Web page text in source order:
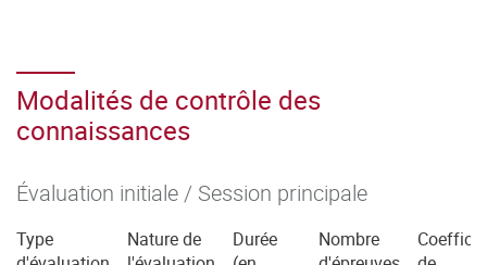
Modalités de contrôle des
connaissances
Évaluation initiale / Session principale
Type
Nature de
Durée
Nombre